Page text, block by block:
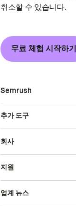
취소할 수 있습니다.
무료 체험 시작하기
Semrush
추가 도구
회사
지원
업계 뉴스